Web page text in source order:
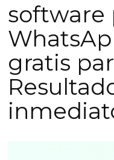
software
gratis